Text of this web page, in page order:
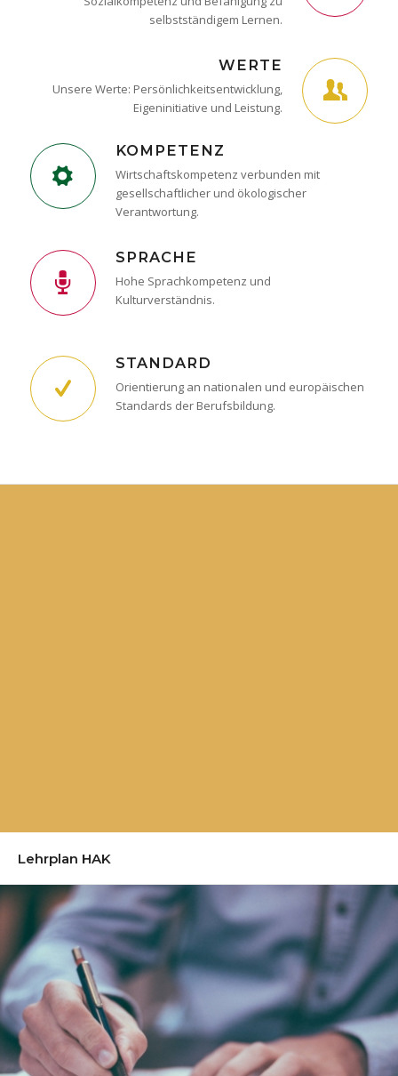
selbstständigem Lernen.
WERTE
Unsere Werte: Persönlichkeitsentwicklung,
Eigeninitiative und Leistung.
KOMPETENZ
Wirtschaftskompetenz verbunden mit
gesellschaftlicher und ökologischer
Verantwortung.
SPRACHE
Hohe Sprachkompetenz und
Kulturverständnis.
STANDARD
Orientierung an nationalen und europäischen
Standards der Berufsbildung.
Lehrplan HAK